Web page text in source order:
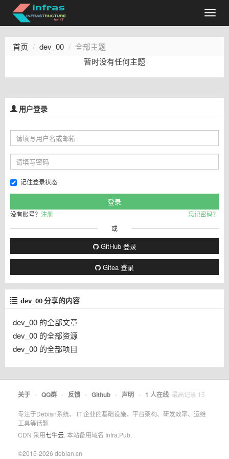
首页 dev_00
全部主题
暂时没有任何主题
用户登录
记住登录状态
没有账号？ 注册
忘记密码？
或
GitHub 登录
Gitea 登录
dev_00 分享的内容
dev_00 的全部文章
dev_00 的全部资源
dev_00 的全部项目
关于 • QQ群 • 反馈 • Github • 声明 • 1 人在线 最高记录 15
专注于Debian系统、 IT 企业的基础设施、平台架构、研发效率、运维
工具等话题
CDN 采用七牛云 . 本站备用域名 Infra.Pub.
©2015-2026 debian.cn